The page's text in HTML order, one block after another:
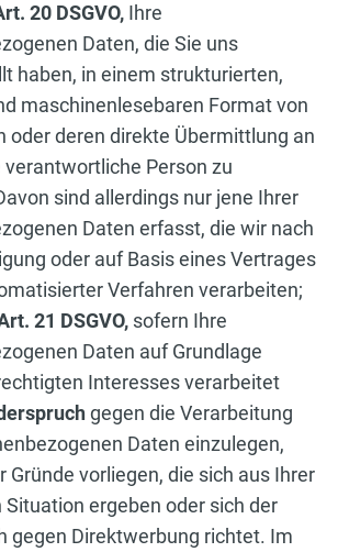
20 DSGVO, Ihre
Daten, die Sie uns
haben, in einem strukturierten,
maschinenlesebaren Format von
oder deren direkte Übermittlung an
verantwortliche Person zu
sind allerdings nur jene Ihrer
Daten erfasst, die wir nach
oder auf Basis eines Vertrages
Verfahren verarbeiten;
21 DSGVO, sofern Ihre
Daten auf Grundlage
Interesses verarbeitet
gegen die Verarbeitung
Daten einzulegen,
Gründe vorliegen, die sich aus Ihrer
Situation ergeben oder sich der
gegen Direktwerbung richtet. Im